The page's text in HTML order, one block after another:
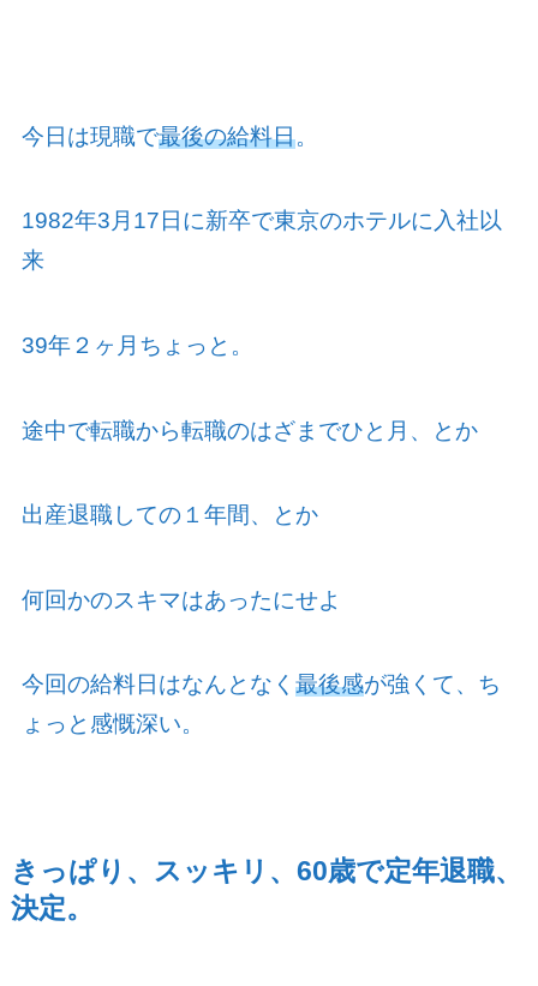
今日は現職で最後の給料日。
1982年3月 17 日に新卒で東京のホテルに入社以
来
39年２ヶ月ちょっと。
途中で転職から転職のはざまでひと月、とか
出産退職しての１年間、とか
何回かのスキマはあったにせよ
今回の給料日はなんとなく 最後感が強くて、ち
ょっと感慨深い。
きっぱり、スッキリ、 60歳で定年退職、
決定。